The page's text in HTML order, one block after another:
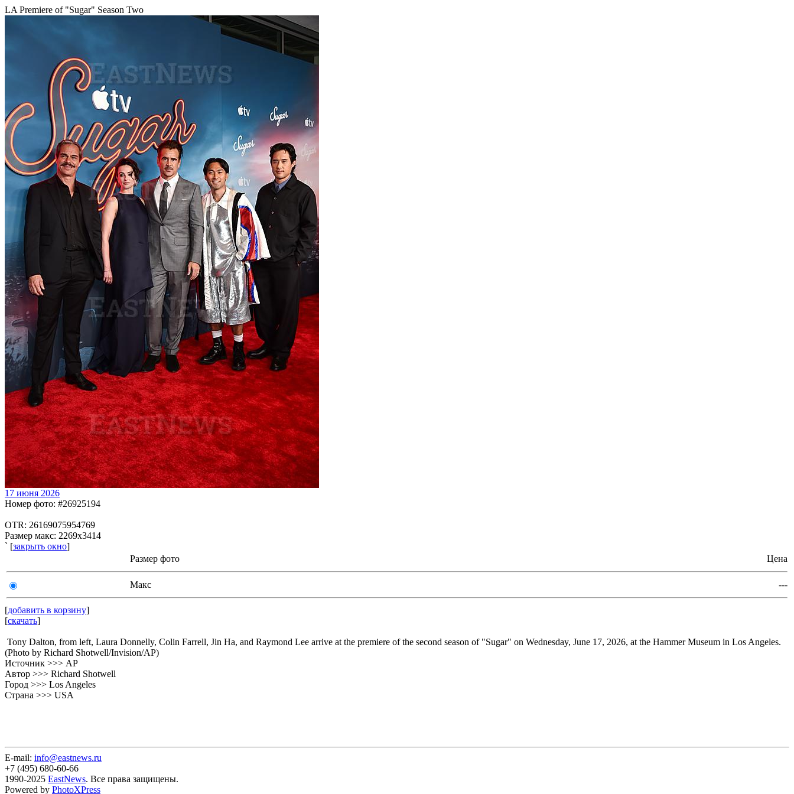
LA Premiere of "Sugar" Season Two
17 июня 2026
Номер фото: #26925194
OTR: 26169075954769
Размер макс: 2269x3414
` [закрыть окно]
Размер фото
Цена
Макс ---
[добавить в корзину]
[скачать]
Tony Dalton, from left, Laura Donnelly, Colin Farrell, Jin Ha, and Raymond Lee arrive at the premiere of the second season of "Sugar" on Wednesday, June 17, 2026, at the Hammer Museum in Los Angeles.
(Photo by Richard Shotwell/Invision/AP)
Источник >>> AP
Автор >>> Richard Shotwell
Город >>> Los Angeles
Страна >>> USA
E-mail: info@eastnews.ru
+7 (495) 680-60-66
1990-2025 EastNews. Все права защищены.
Powered by PhotoXPress